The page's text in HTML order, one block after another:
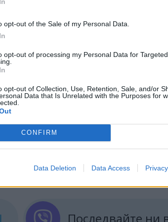
opt-out of the Sale of my Personal Data.
opt-out of processing my Personal Data for Targeted
opt-out of Collection, Use, Retention, Sale, and/or
Data that Is Unrelated with the Purposes for
CONFIRM
Data Deletion Data Access
облекчения са добра първа
вече бизнесът не започнат да
времето за промяна е сега, но знаят
е най-крупният икономически
промяната трябва да започне,
Последвайте ни